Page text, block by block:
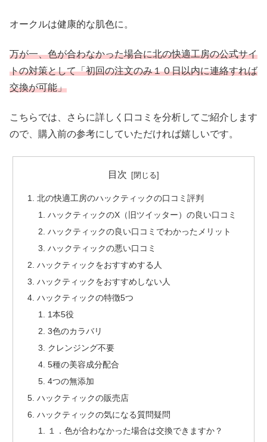
オークルは健康的な肌色に。
万が一、色が合わなかった場合に北の快適工房の公式サイ
トの対策として「初回の注文のみ１０日以内に連絡すれば
交換が可能」
こちらでは、さらに詳しく口コミを分析してご紹介します
ので、購入前の参考にしていただければ嬉しいです。
目次
北の快適工房のハックティックの口コミ評判
ハックティックのX（旧ツイッター）の良い口コミ
ハックティックの良い口コミでわかったメリット
ハックティックの悪い口コミ
ハックティックをおすすめする人
ハックティックをおすすめしない人
ハックティックの特徴5つ
1本5役
3色のカラバリ
クレンジング不要
5種の美容成分配合
4つの無添加
ハックティックの販売店
ハックティックの気になる質問疑問
１．色が合わなかった場合は交換できますか？